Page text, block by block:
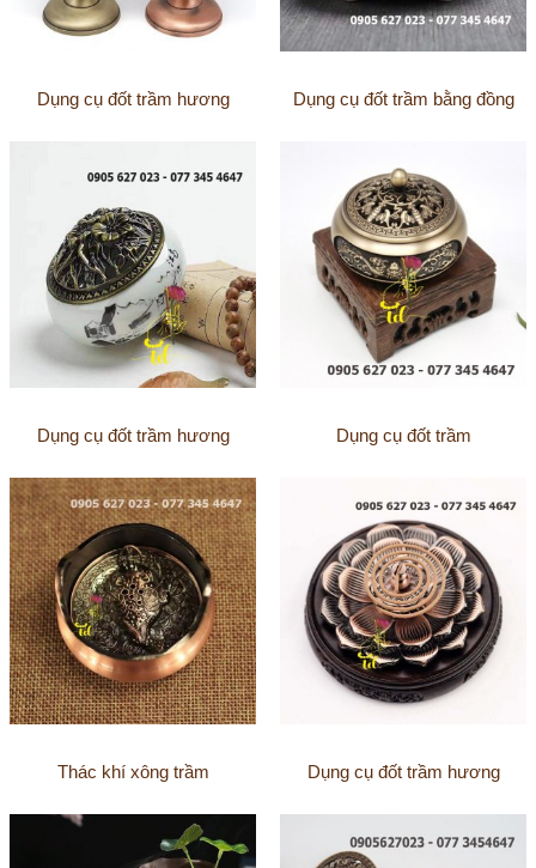
Dụng cụ đốt trầm hương Dụng cụ đốt trầm bằng đồng
Dụng cụ đốt trầm hương Dụng cụ đốt trầm
Thác khí xông trầm Dụng cụ đốt trầm hương